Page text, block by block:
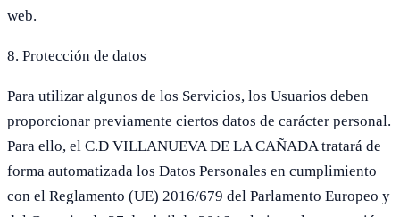
web.
8. Protección de datos
Para utilizar algunos de los Servicios, los Usuarios deben
proporcionar previamente ciertos datos de carácter personal.
Para ello, el C.D VILLANUEVA DE LA CAÑADA tratará de
forma automatizada los Datos Personales en cumplimiento
con el Reglamento (UE) 2016/679 del Parlamento Europeo y